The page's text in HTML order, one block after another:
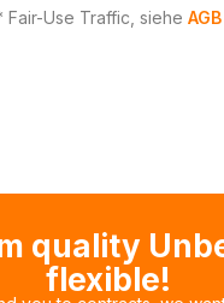
Fair-Use Traffic, siehe AGB
quality
flexible!